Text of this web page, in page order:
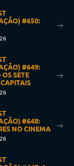
#650:
#649:
OS SETE
#648:
NO CINEMA